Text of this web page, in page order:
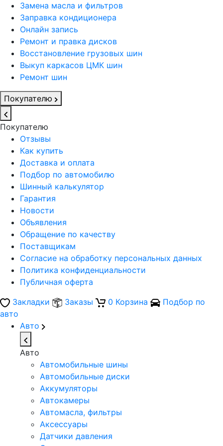
Замена масла и фильтров
Заправка кондиционера
Онлайн запись
Ремонт и правка дисков
Восстановление грузовых шин
Выкуп каркасов ЦМК шин
Ремонт шин
Покупателю
Покупателю
Отзывы
Как купить
Доставка и оплата
Подбор по автомобилю
Шинный калькулятор
Гарантия
Новости
Объявления
Обращение по качеству
Поставщикам
Согласие на обработку персональных данных
Политика конфиденциальности
Публичная оферта
Закладки
Заказы 0 Корзина
Подбор по
авто
Авто
Авто
Автомобильные шины
Автомобильные диски
Аккумуляторы
Автокамеры
Автомасла, фильтры
Аксессуары
Датчики давления